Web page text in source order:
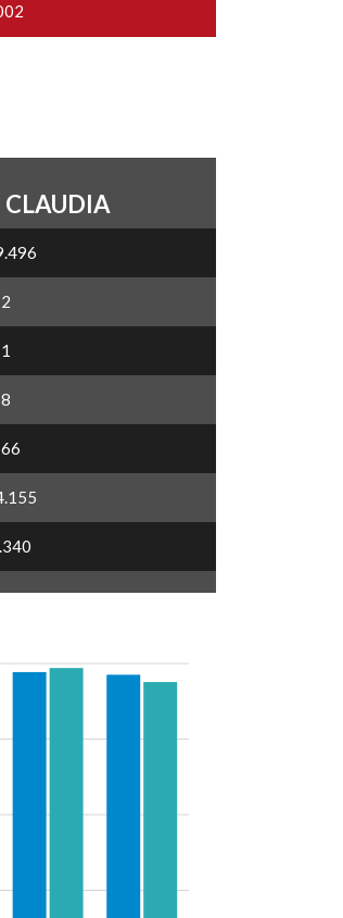
CLAUDIA
2
1
8